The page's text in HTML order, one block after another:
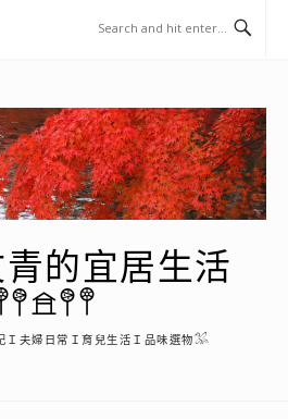
的宜居生活
Ｉ夫婦日常Ｉ育兒生活Ｉ品味選物𓅮